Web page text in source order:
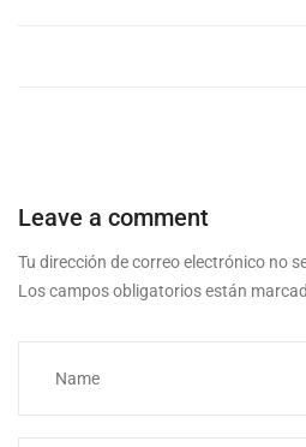
Leave a comment
Tu dirección de correo electrónico no
Los campos obligatorios están